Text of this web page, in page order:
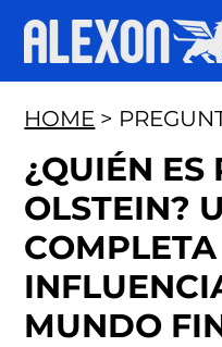
HOME >
¿QUIÉN ES
OLSTEIN?
MUNDO